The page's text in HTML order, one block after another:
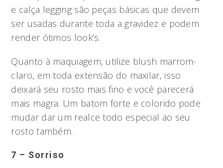
e calça legging são peças básicas que devem
ser usadas durante toda a gravidez e podem
render ótimos look’s.
Quanto à maquiagem, utilize blush marrom-
claro, em toda extensão do maxilar, isso
deixará seu rosto mais fino e você parecerá
mais magra. Um batom forte e colorido pode
mudar dar um realce todo especial ao seu
rosto também.
7 – Sorriso